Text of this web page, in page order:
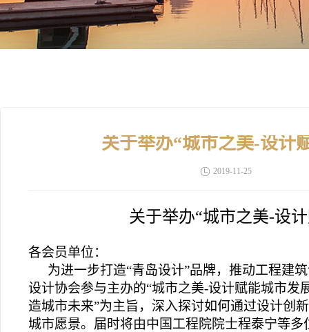
关于举办“城市之美-设计
2019-11-25
关于举办“城市之美-设
各会员单位：
为进一步打造“青岛设计”品牌，推动工程建
设计协会参与主办的“城市之美-设计赋能城市发
造城市未来”为主旨，深入探讨如何通过设计创
城市愿景。届时将由中国工程院院士程泰宁等